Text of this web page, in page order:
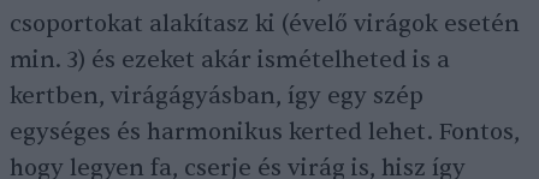
csoportokat alakítasz ki (évelő virágok esetén
min. 3) és ezeket akár ismételheted is a
kertben, virágágyásban, így egy szép
egységes és harmonikus kerted lehet. Fontos,
hogy legyen fa, cserje és virág is, hisz így